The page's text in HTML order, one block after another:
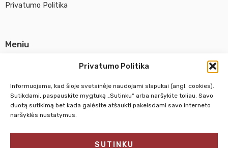
Privatumo Politika
Informuojame, kad šioje svetainėje naudojami slapukai (angl. cookies).
Sutikdami, paspauskite mygtuką „Sutinku“ arba naršykite toliau. Savo
duotą sutikimą bet kada galėsite atšaukti pakeisdami savo interneto
naršyklės nustatymus.
SUTINKU
Privatumo Politika
Meniu
Susisiekti su mumis